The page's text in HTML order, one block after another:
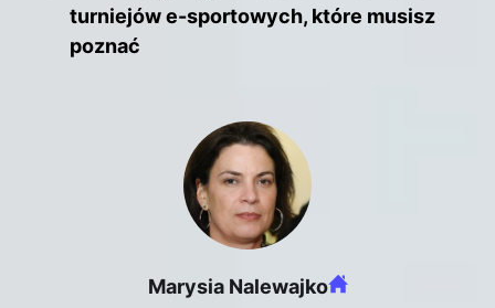
turniejów e-sportowych, które musisz
poznać
Marysia Nalewajko